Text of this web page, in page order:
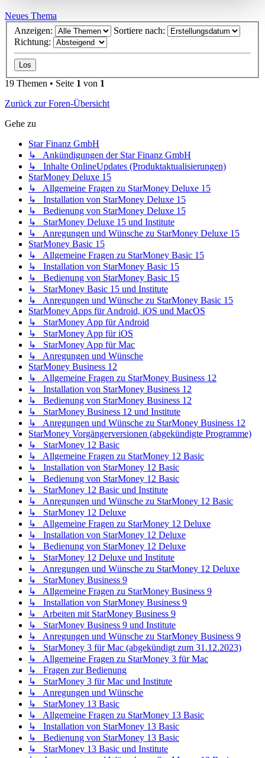
Neues Thema
Anzeigen:
Sortiere nach:
Richtung:
19 Themen • Seite 1 von 1
Zurück zur Foren-Übersicht
Gehe zu
Star Finanz GmbH
↳ Ankündigungen der Star Finanz GmbH
↳ Inhalte OnlineUpdates (Produktaktualisierungen)
StarMoney Deluxe 15
↳ Allgemeine Fragen zu StarMoney Deluxe 15
↳ Installation von StarMoney Deluxe 15
↳ Bedienung von StarMoney Deluxe 15
↳ StarMoney Deluxe 15 und Institute
↳ Anregungen und Wünsche zu StarMoney Deluxe 15
StarMoney Basic 15
↳ Allgemeine Fragen zu StarMoney Basic 15
↳ Installation von StarMoney Basic 15
↳ Bedienung von StarMoney Basic 15
↳ StarMoney Basic 15 und Institute
↳ Anregungen und Wünsche zu StarMoney Basic 15
StarMoney Apps für Android, iOS und MacOS
↳ StarMoney App für Android
↳ StarMoney App für iOS
↳ StarMoney App für Mac
↳ Anregungen und Wünsche
StarMoney Business 12
↳ Allgemeine Fragen zu StarMoney Business 12
↳ Installation von StarMoney Business 12
↳ Bedienung von StarMoney Business 12
↳ StarMoney Business 12 und Institute
↳ Anregungen und Wünsche zu StarMoney Business 12
StarMoney Vorgängerversionen (abgekündigte Programme)
↳ StarMoney 12 Basic
↳ Allgemeine Fragen zu StarMoney 12 Basic
↳ Installation von StarMoney 12 Basic
↳ Bedienung von StarMoney 12 Basic
↳ StarMoney 12 Basic und Institute
↳ Anregungen und Wünsche zu StarMoney 12 Basic
↳ StarMoney 12 Deluxe
↳ Allgemeine Fragen zu StarMoney 12 Deluxe
↳ Installation von StarMoney 12 Deluxe
↳ Bedienung von StarMoney 12 Deluxe
↳ StarMoney 12 Deluxe und Institute
↳ Anregungen und Wünsche zu StarMoney 12 Deluxe
↳ StarMoney Business 9
↳ Allgemeine Fragen zu StarMoney Business 9
↳ Installation von StarMoney Business 9
↳ Arbeiten mit StarMoney Business 9
↳ StarMoney Business 9 und Institute
↳ Anregungen und Wünsche zu StarMoney Business 9
↳ StarMoney 3 für Mac (abgekündigt zum 31.12.2023)
↳ Allgemeine Fragen zu StarMoney 3 für Mac
↳ Fragen zur Bedienung
↳ StarMoney 3 für Mac und Institute
↳ Anregungen und Wünsche
↳ StarMoney 13 Basic
↳ Allgemeine Fragen zu StarMoney 13 Basic
↳ Installation von StarMoney 13 Basic
↳ Bedienung von StarMoney 13 Basic
↳ StarMoney 13 Basic und Institute